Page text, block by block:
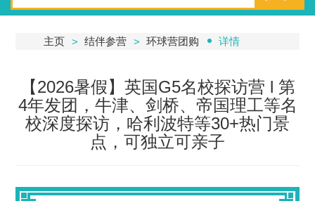
主页 结伴参营 环球营团购 详情
【2026暑假】英国G5名校探访营 l 第
4年发团，牛津、剑桥、帝国理工等名
校深度探访，哈利波特等30+热门景
点，可独立可亲子